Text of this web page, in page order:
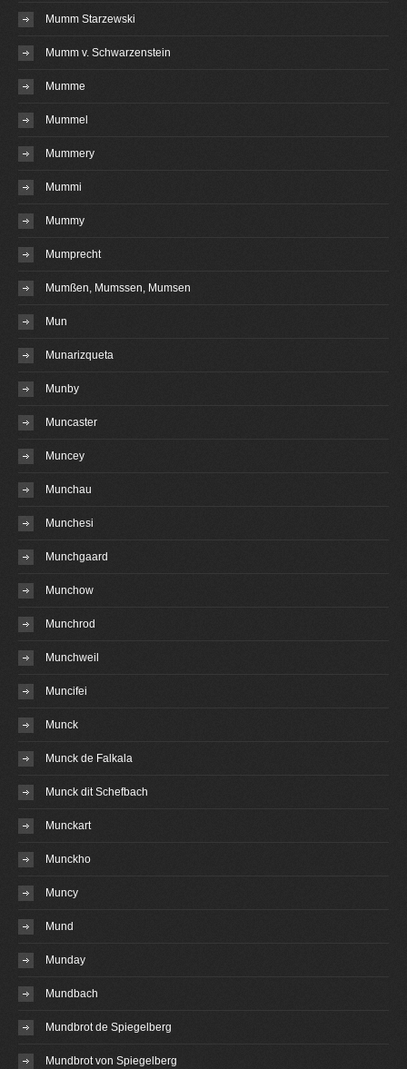
Mumm Starzewski
Mumm v. Schwarzenstein
Mumme
Mummel
Mummery
Mummi
Mummy
Mumprecht
Mumßen, Mumssen, Mumsen
Mun
Munarizqueta
Munby
Muncaster
Muncey
Munchau
Munchesi
Munchgaard
Munchow
Munchrod
Munchweil
Muncifei
Munck
Munck de Falkala
Munck dit Schefbach
Munckart
Munckho
Muncy
Mund
Munday
Mundbach
Mundbrot de Spiegelberg
Mundbrot von Spiegelberg